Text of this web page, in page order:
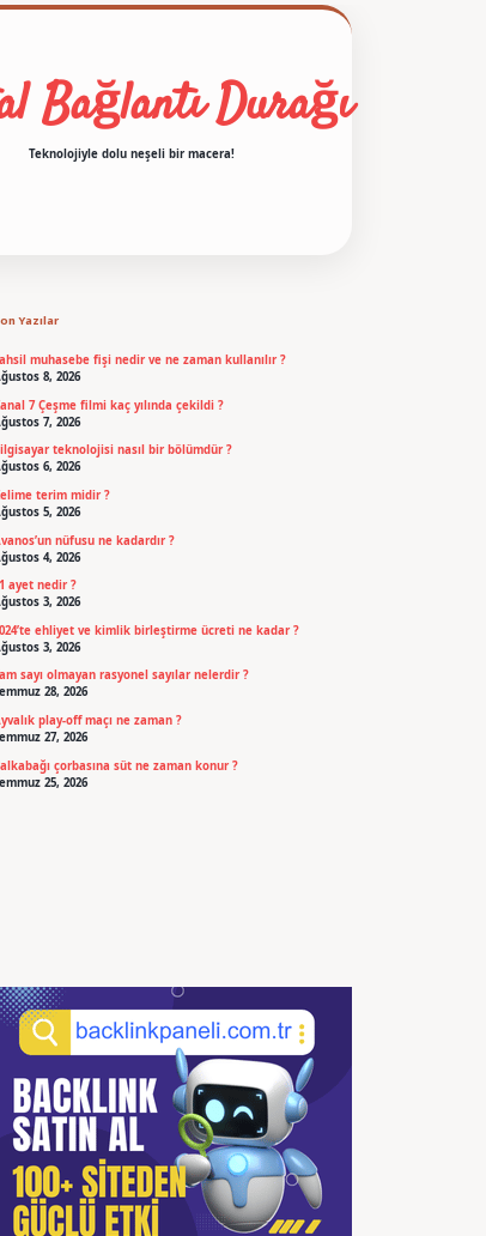
Bağlantı Durağı
Teknolojiyle dolu neşeli bir macera!
Yazılar
muhasebe fişi nedir ve ne zaman kullanılır ?
8, 2026
7 Çeşme filmi kaç yılında çekildi ?
7, 2026
teknolojisi nasıl bir bölümdür ?
6, 2026
terim midir ?
5, 2026
nüfusu ne kadardır ?
4, 2026
ayet nedir ?
3, 2026
ehliyet ve kimlik birleştirme ücreti ne kadar ?
3, 2026
sayı olmayan rasyonel sayılar nelerdir ?
28, 2026
play-off maçı ne zaman ?
27, 2026
çorbasına süt ne zaman konur ?
25, 2026